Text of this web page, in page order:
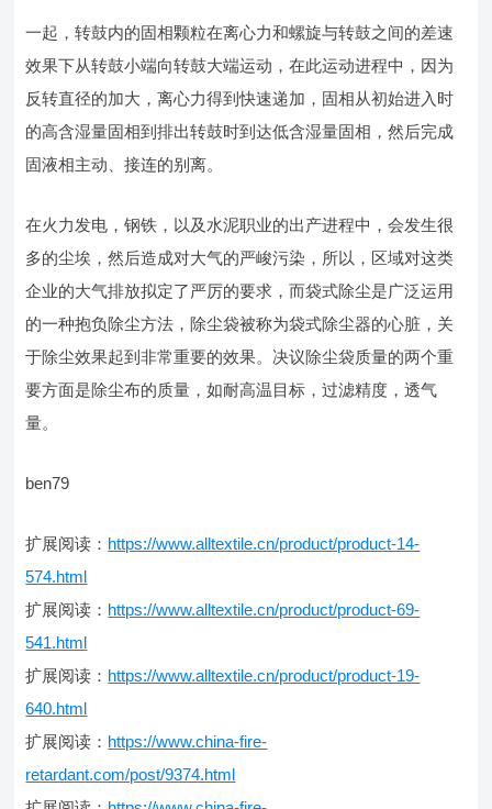
一起，转鼓内的固相颗粒在离心力和螺旋与转鼓之间的差速
效果下从转鼓小端向转鼓大端运动，在此运动进程中，因为
反转直径的加大，离心力得到快速递加，固相从初始进入时
的高含湿量固相到排出转鼓时到达低含湿量固相，然后完成
固液相主动、接连的别离。
在火力发电，钢铁，以及水泥职业的出产进程中，会发生很
多的尘埃，然后造成对大气的严峻污染，所以，区域对这类
企业的大气排放拟定了严厉的要求，而袋式除尘是广泛运用
的一种抱负除尘方法，除尘袋被称为袋式除尘器的心脏，关
于除尘效果起到非常重要的效果。决议除尘袋质量的两个重
要方面是除尘布的质量，如耐高温目标，过滤精度，透气
量。
ben79
扩展阅读： https://www.alltextile.cn/product/product-14-
574.html
扩展阅读： https://www.alltextile.cn/product/product-69-
541.html
扩展阅读： https://www.alltextile.cn/product/product-19-
640.html
扩展阅读： https://www.china-fire-
retardant.com/post/9374.html